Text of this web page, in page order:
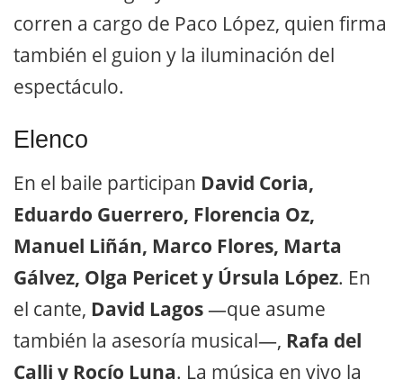
corren a cargo de Paco López, quien firma
también el guion y la iluminación del
espectáculo.
Elenco
En el baile participan David Coria,
Eduardo Guerrero, Florencia Oz,
Manuel Liñán, Marco Flores, Marta
Gálvez, Olga Pericet y Úrsula López. En
el cante, David Lagos—que asume
también la asesoría musical—, Rafa del
Calli y Rocío Luna. La música en vivo la